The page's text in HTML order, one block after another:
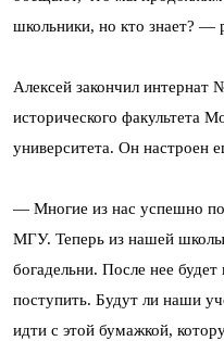
школьники, но кто знает? —
Алексей закончил
исторического факультета
университета. Он настроен
— Многие из нас успешно
МГУ. Теперь из нашей школы
богадельни. После нее
поступить. Будут ли наши
идти с этой бумажкой,